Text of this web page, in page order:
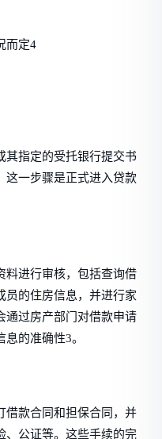
而定4
其指定的受托银行提交书
这一步骤是正式进入贷款
料进行审核，包括查询借
员的住房信息，并进行家
通过房产部门对借款申请
的准确性3。
借款合同和担保合同，并
、公证等。这些手续的完